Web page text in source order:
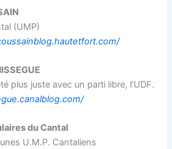
(UMP)
plus juste avec un parti libre, l’UDF.
du Cantal
U.M.P. Cantaliens